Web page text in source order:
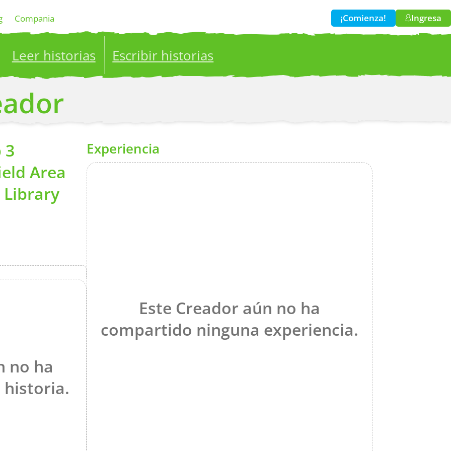
Compania ¡Comienza! Ingresa
Leer historias Escribir historias
your stories to a global audience.
3
Area
Library
no ha
historia.
Experiencia
Este Creador aún no ha
compartido ninguna experiencia.